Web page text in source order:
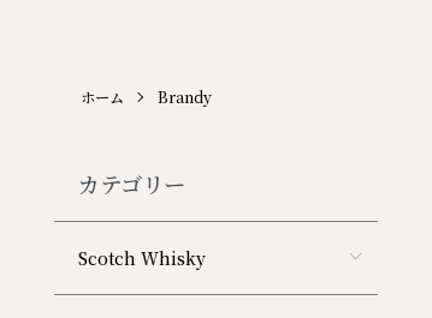
ホーム Brandy
カテゴリー
Scotch Whisky